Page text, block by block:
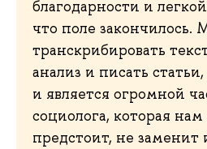
благодарности и
что поле закончилось.
транскрибировать
анализ и писать
и является огромной
социолога, которая нам
предстоит, не заменит